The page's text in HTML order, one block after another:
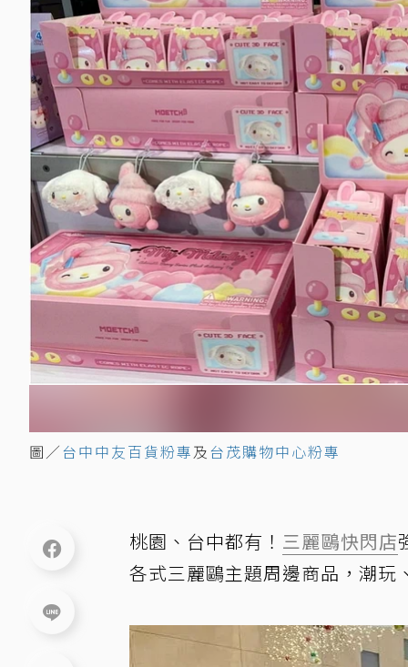
圖／台中中友百貨粉專及台茂購物中心粉專
桃園、台中都有！ 三麗鷗快閃店
各式三麗鷗主題周邊商品，潮玩